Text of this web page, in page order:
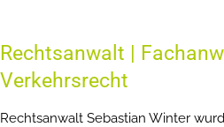
Rechtsanwalt |
Verkehrsrecht
Rechtsanwalt Sebastian Winter